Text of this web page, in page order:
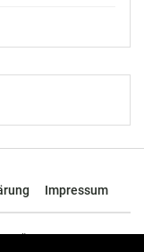
Impressum
Österreich und der